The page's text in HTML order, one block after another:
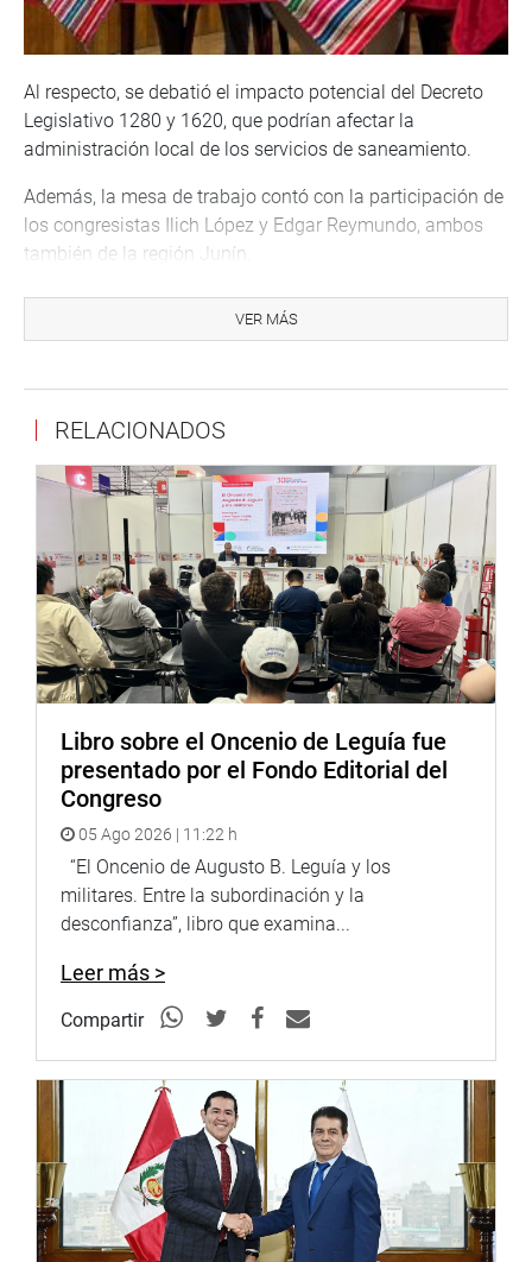
Al respecto, se debatió el impacto potencial del Decreto
Legislativo 1280 y 1620, que podrían afectar la
administración local de los servicios de saneamiento.
Además, la mesa de trabajo contó con la participación de
los congresistas Ilich López y Edgar Reymundo, ambos
también de la región Junín.
En ese sentido, el parlamentario a David Jiménez, en su
mensaje, resaltó: «En este momento, no existen colores
para proteger los recursos hídricos de la región y exhortó
al gobierno central atender esta problemática con
sensatez.
El Frente de Defensa del Agua de la Provincia de Jauja-
Junín reafirmó su compromiso de seguir promoviendo la
participación activa de todas las partes interesadas para
asegurar una gestión sostenible y equitativa de los
recursos hídricos en la región.
Estas mesas de trabajo y control local son necesarias
para garantizar el acceso al agua potable.
Despacho del congresista David Jiménez
VER MÁS
RELACIONADOS
Libro sobre el Oncenio de Leguía fue
presentado por el Fondo Editorial del
Congreso
05 Ago 2026 | 11:22 h
“El Oncenio de Augusto B. Leguía y los
militares. Entre la subordinación y la
desconfianza”, libro que examina...
Leer más >
Compartir